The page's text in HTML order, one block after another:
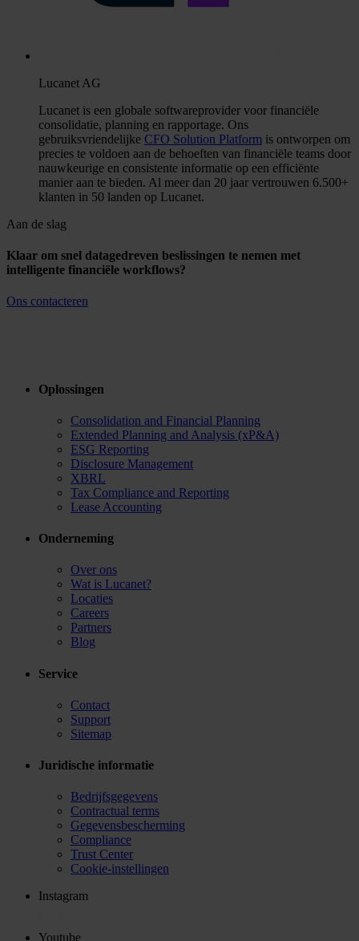
Lucanet AG
Lucanet is een globale softwareprovider voor financiële
consolidatie, planning en rapportage. Ons
gebruiksvriendelijke CFO Solution Platform is ontworpen om
precies te voldoen aan de behoeften van financiële teams door
nauwkeurige en consistente informatie op een efficiënte
manier aan te bieden. Al meer dan 20 jaar vertrouwen 6.500+
klanten in 50 landen op Lucanet.
Aan de slag
Klaar om snel datagedreven beslissingen te nemen met
intelligente financiële workflows?
Ons contacteren
Oplossingen
Consolidation and Financial Planning
Extended Planning and Analysis (xP&A)
ESG Reporting
Disclosure Management
XBRL
Tax Compliance and Reporting
Lease Accounting
Onderneming
Over ons
Wat is Lucanet?
Locaties
Careers
Partners
Blog
Service
Contact
Support
Sitemap
Juridische informatie
Bedrijfsgegevens
Contractual terms
Gegevensbescherming
Compliance
Trust Center
Cookie-instellingen
Instagram
Youtube